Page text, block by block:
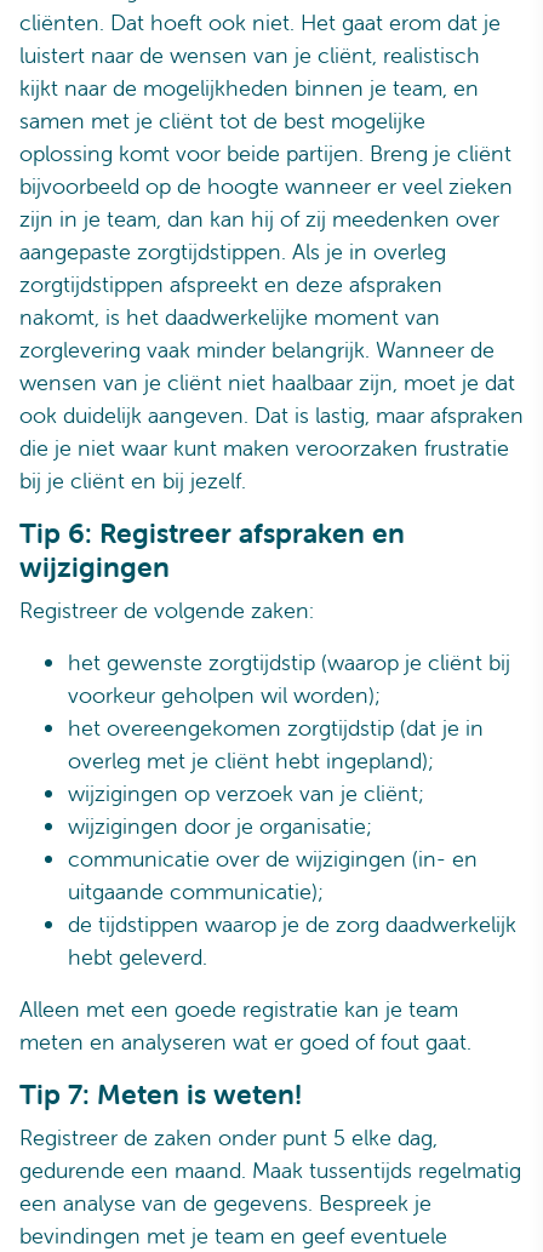
cliënten. Dat hoeft ook niet. Het gaat erom dat je
luistert naar de wensen van je cliënt, realistisch
kijkt naar de mogelijkheden binnen je team, en
samen met je cliënt tot de best mogelijke
oplossing komt voor beide partijen. Breng je cliënt
bijvoorbeeld op de hoogte wanneer er veel zieken
zijn in je team, dan kan hij of zij meedenken over
aangepaste zorgtijdstippen. Als je in overleg
zorgtijdstippen afspreekt en deze afspraken
nakomt, is het daadwerkelijke moment van
zorglevering vaak minder belangrijk. Wanneer de
wensen van je cliënt niet haalbaar zijn, moet je dat
ook duidelijk aangeven. Dat is lastig, maar afspraken
die je niet waar kunt maken veroorzaken frustratie
bij je cliënt en bij jezelf.
Tip 6: Registreer afspraken en
wijzigingen
Registreer de volgende zaken:
het gewenste zorgtijdstip (waarop je cliënt bij
voorkeur geholpen wil worden);
het overeengekomen zorgtijdstip (dat je in
overleg met je cliënt hebt ingepland);
wijzigingen op verzoek van je cliënt;
wijzigingen door je organisatie;
communicatie over de wijzigingen (in- en
uitgaande communicatie);
de tijdstippen waarop je de zorg daadwerkelijk
hebt geleverd.
Alleen met een goede registratie kan je team
meten en analyseren wat er goed of fout gaat.
Tip 7: Meten is weten!
Registreer de zaken onder punt 5 elke dag,
gedurende een maand. Maak tussentijds regelmatig
een analyse van de gegevens. Bespreek je
bevindingen met je team en geef eventuele